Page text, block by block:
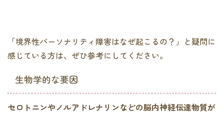
「境界性パーソナリティ障害はなぜ起こるの？」と疑問に
感じている方は、ぜひ参考にしてください。
生物学的な要因
セロトニンやノルアドレナリンなどの脳内神経伝達物質が